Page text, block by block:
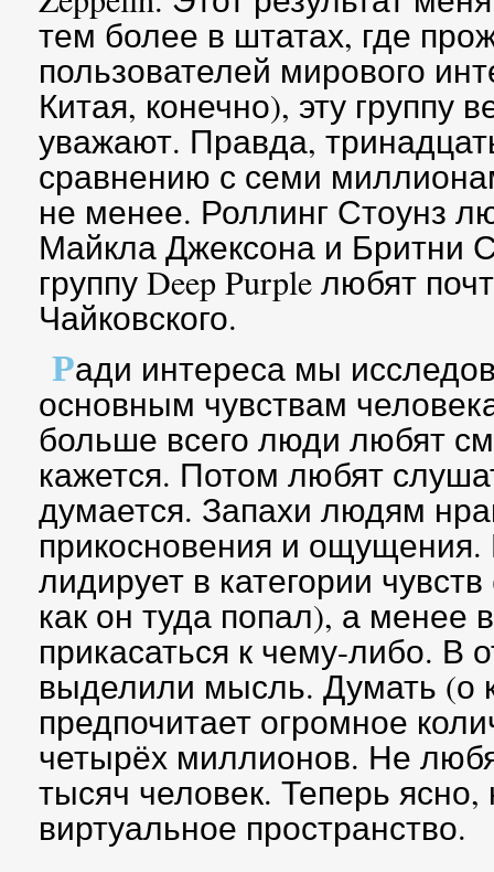
тем более в штатах, где
пользователей мирового
Китая, конечно), эту группу
уважают. Правда,
сравнению с семи
не менее. Роллинг Стоунз
Майкла Джексона и Бритни
группу Deep Purple любят
Чайковского.
Ради интереса мы
основным чувствам
больше всего люди любят
кажется. Потом любят
думается. Запахи людям
прикосновения и ощущения.
лидирует в категории
как он туда попал), а менее
прикасаться к чему-либо. В
выделили мысль. Думать (о
предпочитает огромное
четырёх миллионов. Не
тысяч человек. Теперь ясно,
виртуальное пространство.